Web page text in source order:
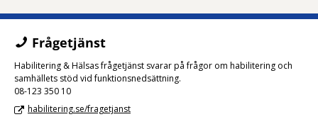
Frågetjänst
Habilitering & Hälsas frågetjänst svarar på frågor om habilitering och
samhällets stöd vid funktionsnedsättning.
08-123 350 10
habilitering.se/fragetjanst